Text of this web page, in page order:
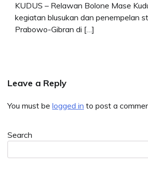
KUDUS – Relawan Bolone Mase
kegiatan blusukan dan penempelan
Prabowo-Gibran di […]
Leave a Reply
You must be logged in to post a
Search